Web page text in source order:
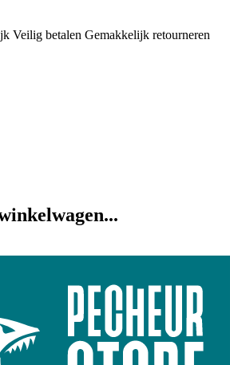
Veilig betalen Gemakkelijk retourneren